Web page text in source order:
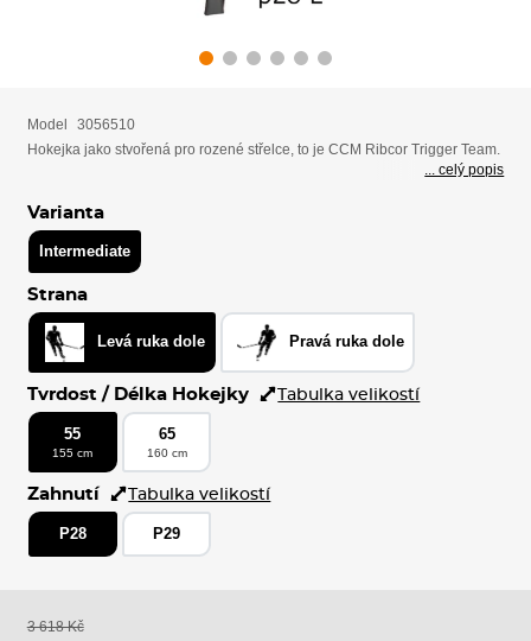
Model
3056510
Hokejka jako stvořená pro rozené střelce, to je CCM Ribcor Trigger Team.
... celý popis
Varianta
Intermediate
Strana
Levá ruka dole Pravá ruka dole
Tvrdost / Délka Hokejky Tabulka velikostí
55
155 cm
65
160 cm
Zahnutí Tabulka velikostí
P28 P29
3 618 Kč